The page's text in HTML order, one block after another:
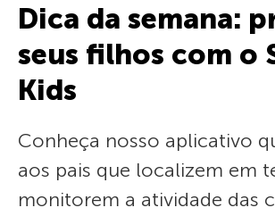
Dica da semana:
seus filhos com o
Kids
Conheça nosso aplicativo
aos pais que localizem em
monitorem a atividade das